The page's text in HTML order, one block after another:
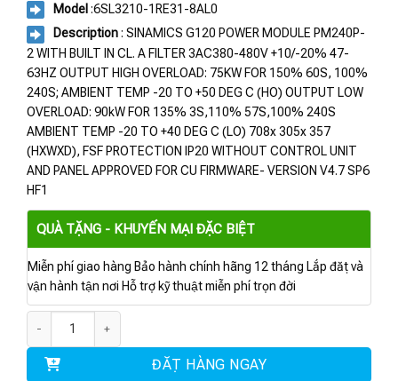
là:
155.264.000 VNĐ.là:
93.158.000 VNĐ.
Model :6SL3210-1RE31-8AL0
Description: SINAMICS G120 POWER MODULE PM240P-
2 WITH BUILT IN CL. A FILTER 3AC380-480V +10/-20% 47-
63HZ OUTPUT HIGH OVERLOAD: 75KW FOR 150% 60S, 100%
240S; AMBIENT TEMP -20 TO +50 DEG C (HO) OUTPUT LOW
OVERLOAD: 90kW FOR 135% 3S,110% 57S,100% 240S
AMBIENT TEMP -20 TO +40 DEG C (LO) 708x 305x 357
(HXWXD), FSF PROTECTION IP20 WITHOUT CONTROL UNIT
AND PANEL APPROVED FOR CU FIRMWARE- VERSION V4.7 SP6
HF1
QUÀ TẶNG - KHUYẾN MẠI ĐẶC BIỆT
Miễn phí giao hàng Bảo hành chính hãng 12 tháng Lắp đặt và
vận hành tận nơi Hỗ trợ kỹ thuật miễn phí trọn đời
ĐẶT HÀNG NGAY